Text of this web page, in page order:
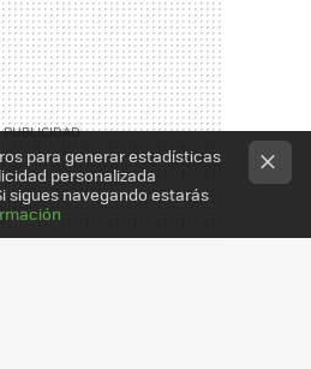
para generar estadísticas
personalizada
sigues navegando estarás